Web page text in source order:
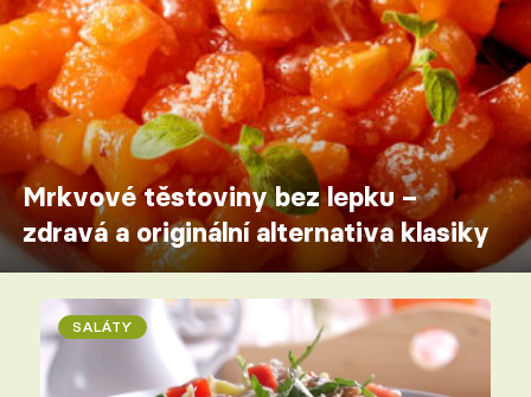
Mrkvové těstoviny bez lepku –
zdravá a originální alternativa klasiky
SALÁTY